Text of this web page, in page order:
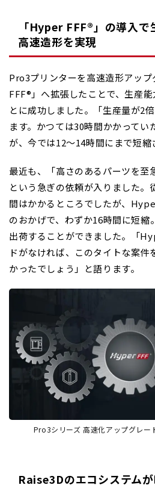
「Hyper FFF®」の導入
高速造形を実現
Pro3プリンターを高速造形アッ
FFF®」へ拡張したことで、生産
とに成功しました。「生産量が2
ます。かつては30時間かかってい
が、今では12〜14時間にまで短縮
最近も、「高さのあるパーツを至
という急ぎの依頼が入りました。
間はかかるところでしたが、
のおかげで、わずか16時間に短縮
出荷することができました。「
ドがなければ、このタイトな案件
かったでしょう」と語ります。
Pro3シリーズ 高速化アップグレー
Raise3Dのエコシステム